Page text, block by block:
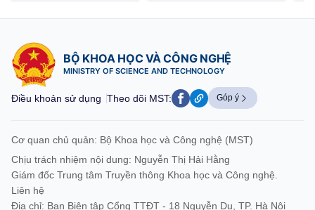
BỘ KHOA HỌC VÀ CÔNG NGHỆ
MINISTRY OF SCIENCE AND TECHNOLOGY
Điều khoản sử dụng Theo dõi MST: Góp ý
Cơ quan chủ quản: Bộ Khoa học và Công nghệ (MST)
Chịu trách nhiệm nội dung: Nguyễn Thị Hải Hằng
Giám đốc Trung tâm Truyền thông Khoa học và Công nghệ.
Liên hệ
Địa chỉ: Ban Biên tập Cổng TTĐT - 18 Nguyễn Du, TP. Hà Nội